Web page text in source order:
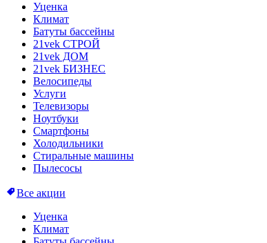
Уценка
Климат
Батуты бассейны
21vek СТРОЙ
21vek ДОМ
21vek БИЗНЕС
Велосипеды
Услуги
Телевизоры
Ноутбуки
Смартфоны
Холодильники
Стиральные машины
Пылесосы
Все акции
Уценка
Климат